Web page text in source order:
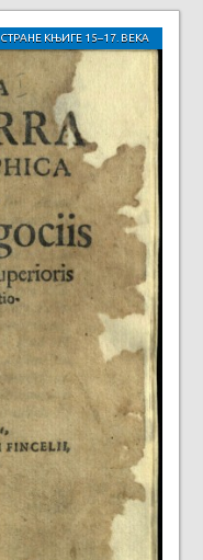
СТРАНЕ КЊИГЕ 15–17. ВЕКА